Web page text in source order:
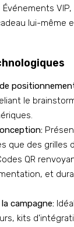
Événements
lui-même
le
que des grilles
QR
et
campagne:
kits